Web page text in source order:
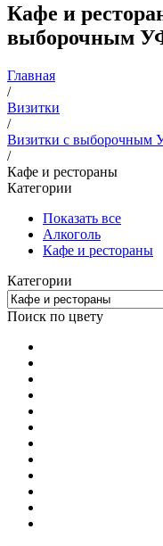
Кафе и
выборочным
Главная
/
Визитки
/
Визитки с выборочным
/
Кафе и рестораны
Категории
Показать все
Алкоголь
Кафе и рестораны
Категории
Поиск по цвету